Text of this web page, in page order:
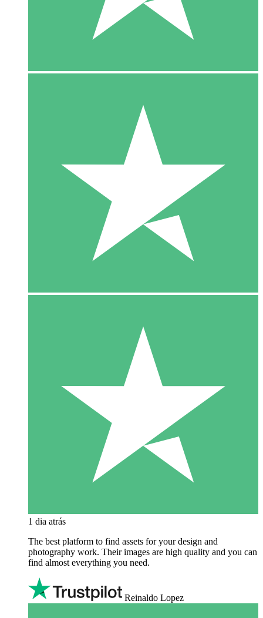
1 dia atrás
The best platform to find assets for your design and
photography work. Their images are high quality and you can
find almost everything you need.
Reinaldo Lopez